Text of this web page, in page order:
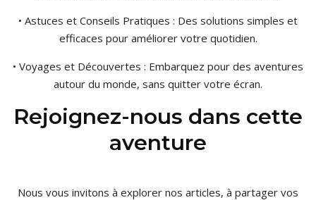
• Astuces et Conseils Pratiques : Des solutions simples et
efficaces pour améliorer votre quotidien.
• Voyages et Découvertes : Embarquez pour des aventures
autour du monde, sans quitter votre écran.
Rejoignez-nous dans cette
aventure
Nous vous invitons à explorer nos articles, à partager vos